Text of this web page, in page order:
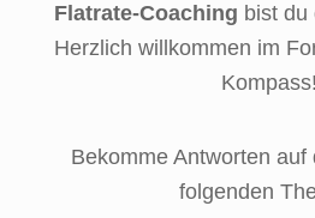
Flatrate-Coaching bist du
Herzlich willkommen im
Kompass!
Bekomme Antworten auf
folgenden